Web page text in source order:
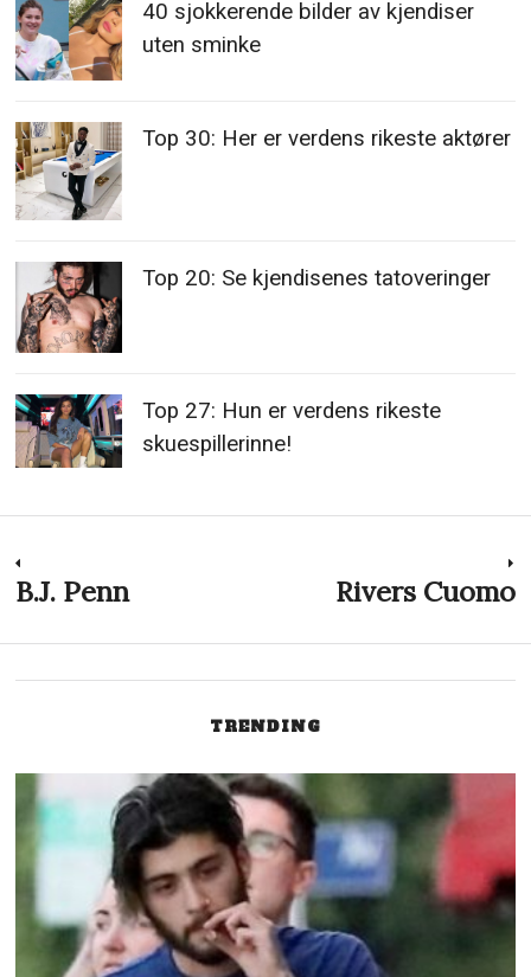
40 sjokkerende bilder av kjendiser
uten sminke
Top 30: Her er verdens rikeste aktører
Top 20: Se kjendisenes tatoveringer
Top 27: Hun er verdens rikeste
skuespillerinne!
Innleggsnavigasjon
Previous
B.J. Penn Rivers Cuomo
TRENDING